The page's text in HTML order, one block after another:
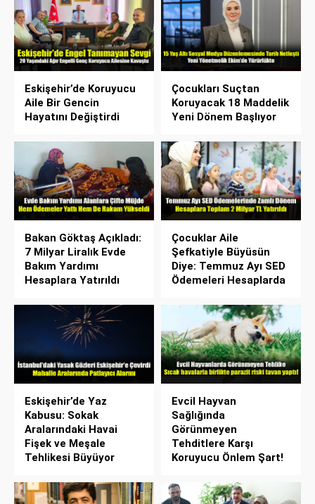
Eskişehir’de Koruyucu
Aile Bir Gencin
Hayatını Değiştirdi
Çocukları Suçtan
Koruyacak 18 Maddelik
Yeni Dönem Başlıyor
Bakan Göktaş Açıkladı:
7 Milyar Liralık Evde
Bakım Yardımı
Hesaplara Yatırıldı
Çocuklar Aile
Şefkatiyle Büyüsün
Diye: Temmuz Ayı SED
Ödemeleri Hesaplarda
Eskişehir’de Yaz
Kabusu: Sokak
Aralarındaki Havai
Fişek ve Meşale
Tehlikesi Büyüyor
Evcil Hayvan
Sağlığında
Görünmeyen
Tehditlere Karşı
Koruyucu Önlem Şart!